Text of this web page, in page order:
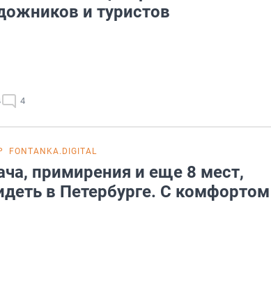
и туристов
4
FONTANKA.DIGITAL
примирения и еще 8 мест,
в Петербурге. С комфортом